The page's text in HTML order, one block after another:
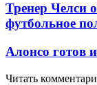
Тренер Челси
футбольное
Алонсо готов
Читать